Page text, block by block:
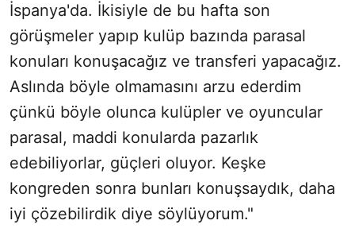
İspanya'da. İkisiyle de bu hafta son
görüşmeler yapıp kulüp bazında parasal
konuları konuşacağız ve transferi yapacağız.
Aslında böyle olmamasını arzu ederdim
çünkü böyle olunca kulüpler ve oyuncular
parasal, maddi konularda pazarlık
edebiliyorlar, güçleri oluyor. Keşke
kongreden sonra bunları konuşsaydık, daha
iyi çözebilirdik diye söylüyorum."